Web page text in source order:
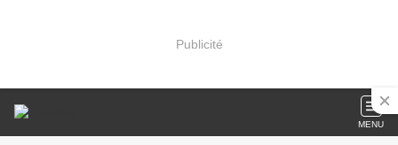
Publicité
MENU